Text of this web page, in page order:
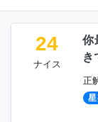
24
ナイス
你
き
正